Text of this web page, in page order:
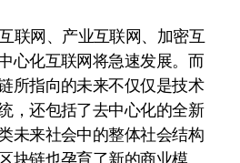
联网、产业互联网、加密互
心化互联网将急速发展。而
所指向的未来不仅仅是技术
，还包括了去中心化的全新
未来社会中的整体社会结构